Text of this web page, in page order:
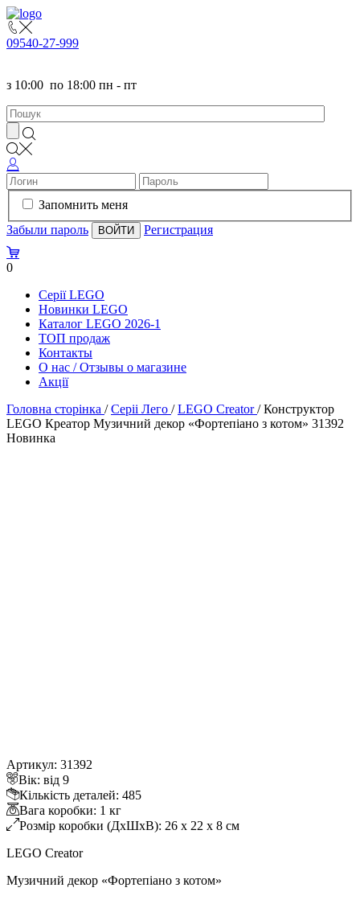
09540-27-999
з 10:00 по 18:00 пн - пт
Запомнить меня
Забыли пароль
Регистрация
0
Серії LEGO
Новинки LEGO
Каталог LEGO 2026-1
TOП продаж
Контакты
О нас / Отзывы о магазине
Акції
Головна сторінка /Серіі Лего /LEGO Creator /Конструктор
LEGO Креатор Музичний декор «Фортепіано з котом» 31392
Новинка
Артикул: 31392
ік: від 9
Кількість деталей: 485
ага коробки: 1 к
Розмір коробки (ДхШхВ): 26 x 22 x 8 см
LEGO Creator
Музичний декор «Фортепіано з котом»